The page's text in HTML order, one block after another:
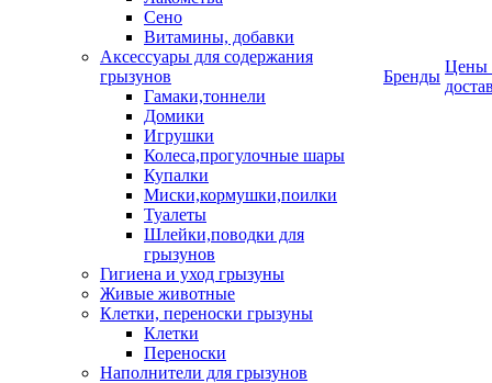
Сено
Витамины, добавки
Аксессуары для содержания
грызунов
Гамаки,тоннели
Домики
Игрушки
Колеса,прогулочные шары
Купалки
Миски,кормушки,поилки
Туалеты
Шлейки,поводки для
грызунов
Гигиена и уход грызуны
Живые животные
Клетки, переноски грызуны
Клетки
Переноски
Наполнители для грызунов
Бренды
Цены